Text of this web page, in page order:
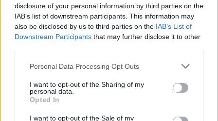
disclosure of your personal information by third parties on the
IAB’s list of downstream participants. This information may
also be disclosed by us to third parties on the IAB’s List of
Downstream Participants that may further disclose it to other
Please note that this website/app uses one or more Google
not limited to your visit or usage behaviour. You may click to
grant or deny consent to Google and its third-party tags to
use your data for below specified purposes in below Google
consent section.
Personal Data Processing Opt Outs
I want to opt-out of the Sharing of my
personal data.
Opted In
I want to opt-out of the Sale of my
Οι «Γιατροί του Κόσμου» στέκονται δίπλα στους
10.08.2021, 18:12